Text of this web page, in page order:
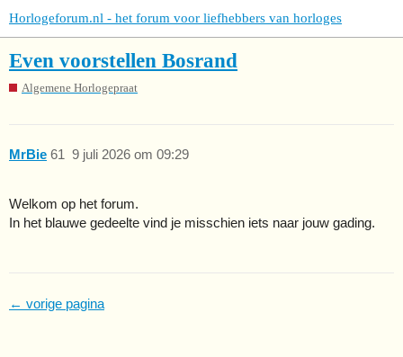
Horlogeforum.nl - het forum voor liefhebbers van horloges
Even voorstellen Bosrand
Algemene Horlogepraat
MrBie 9 juli 2026 om 09:29
61
Welkom op het forum.
In het blauwe gedeelte vind je misschien iets naar jouw gading.
← vorige pagina